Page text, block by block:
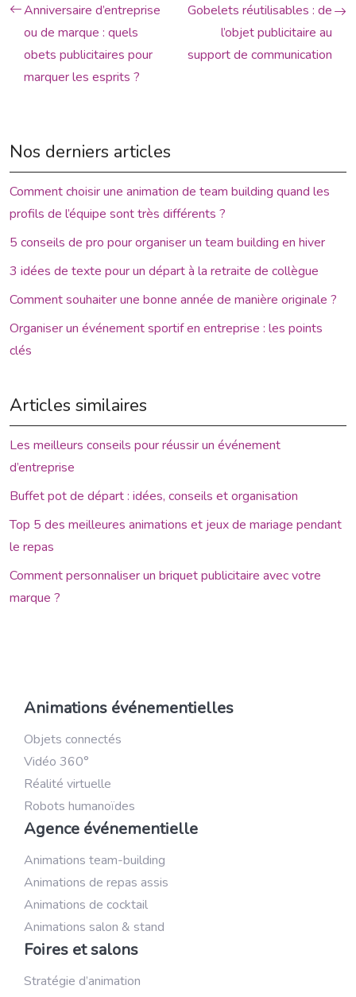
Anniversaire d’entreprise
ou de marque : quels
obets publicitaires pour
marquer les esprits ?
Gobelets réutilisables : de
l’objet publicitaire au
support de communication
Nos derniers articles
Comment choisir une animation de team building quand les
profils de l’équipe sont très différents ?
5 conseils de pro pour organiser un team building en hiver
3 idées de texte pour un départ à la retraite de collègue
Comment souhaiter une bonne année de manière originale ?
Organiser un événement sportif en entreprise : les points
clés
Articles similaires
Les meilleurs conseils pour réussir un événement
d’entreprise
Buffet pot de départ : idées, conseils et organisation
Top 5 des meilleures animations et jeux de mariage pendant
le repas
Comment personnaliser un briquet publicitaire avec votre
marque ?
Animations événementielles
Objets connectés
Vidéo 360°
Réalité virtuelle
Robots humanoïdes
Agence événementielle
Animations team-building
Animations de repas assis
Animations de cocktail
Animations salon & stand
Foires et salons
Stratégie d’animation